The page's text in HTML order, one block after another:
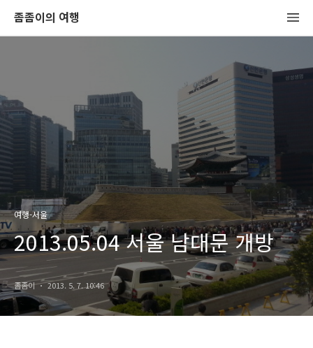
좀좀이의 여행
여행-서울
2013.05.04 서울 남대문 개방
좀좀이 2013. 5. 7. 10:46